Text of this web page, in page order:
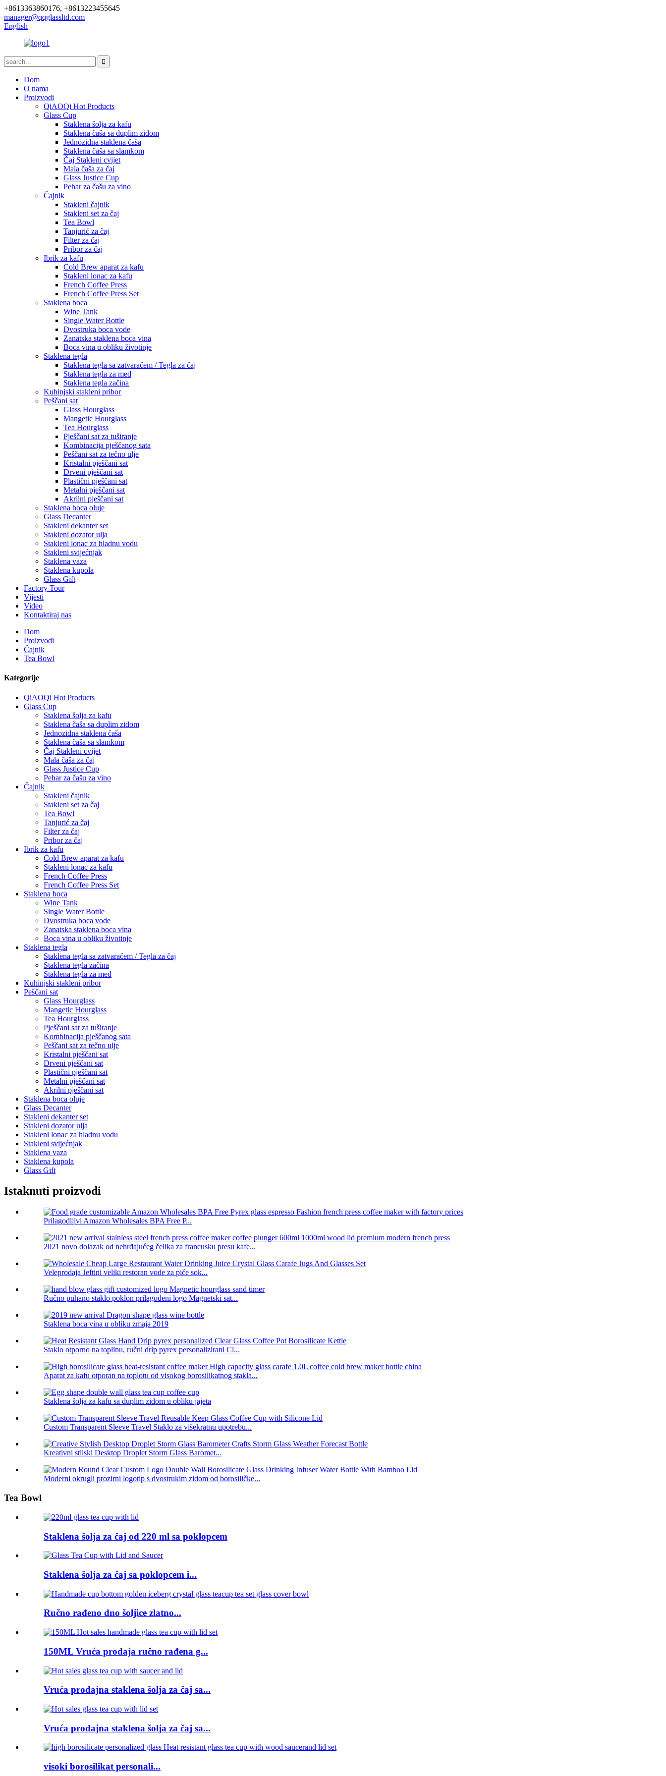
+8613363860176, +8613223455645
manager@qqglassltd.com
English
Dom
O nama
Proizvodi
QiAOQi Hot Products
Glass Cup
Staklena šolja za kafu
Staklena čaša sa duplim zidom
Jednozidna staklena čaša
Staklena čaša sa slamkom
Čaj Stakleni cvijet
Mala čaša za čaj
Glass Justice Cup
Pehar za čašu za vino
Čajnik
Stakleni čajnik
Stakleni set za čaj
Tea Bowl
Tanjurić za čaj
Filter za čaj
Pribor za čaj
Ibrik za kafu
Cold Brew aparat za kafu
Stakleni lonac za kafu
French Coffee Press
French Coffee Press Set
Staklena boca
Wine Tank
Single Water Bottle
Dvostruka boca vode
Zanatska staklena boca vina
Boca vina u obliku životinje
Staklena tegla
Staklena tegla sa zatvaračem / Tegla za čaj
Staklena tegla za med
Staklena tegla začina
Kuhinjski stakleni pribor
Peščani sat
Glass Hourglass
Mangetic Hourglass
Tea Hourglass
Pješčani sat za tuširanje
Kombinacija pješčanog sata
Peščani sat za tečno ulje
Kristalni pješčani sat
Drveni pješčani sat
Plastični pješčani sat
Metalni pješčani sat
Akrilni pješčani sat
Staklena boca oluje
Glass Decanter
Stakleni dekanter set
Stakleni dozator ulja
Stakleni lonac za hladnu vodu
Stakleni svijećnjak
Staklena vaza
Staklena kupola
Glass Gift
Factory Tour
Vijesti
Video
Kontaktiraj nas
Dom
Proizvodi
Čajnik
Tea Bowl
Kategorije
QiAOQi Hot Products
Glass Cup
Staklena šolja za kafu
Staklena čaša sa duplim zidom
Jednozidna staklena čaša
Staklena čaša sa slamkom
Čaj Stakleni cvijet
Mala čaša za čaj
Glass Justice Cup
Pehar za čašu za vino
Čajnik
Stakleni čajnik
Stakleni set za čaj
Tea Bowl
Tanjurić za čaj
Filter za čaj
Pribor za čaj
Ibrik za kafu
Cold Brew aparat za kafu
Stakleni lonac za kafu
French Coffee Press
French Coffee Press Set
Staklena boca
Wine Tank
Single Water Bottle
Dvostruka boca vode
Zanatska staklena boca vina
Boca vina u obliku životinje
Staklena tegla
Staklena tegla sa zatvaračem / Tegla za čaj
Staklena tegla začina
Staklena tegla za med
Kuhinjski stakleni pribor
Peščani sat
Glass Hourglass
Mangetic Hourglass
Tea Hourglass
Pješčani sat za tuširanje
Kombinacija pješčanog sata
Peščani sat za tečno ulje
Kristalni pješčani sat
Drveni pješčani sat
Plastični pješčani sat
Metalni pješčani sat
Akrilni pješčani sat
Staklena boca oluje
Glass Decanter
Stakleni dekanter set
Stakleni dozator ulja
Stakleni lonac za hladnu vodu
Stakleni svijećnjak
Staklena vaza
Staklena kupola
Glass Gift
Istaknuti proizvodi
Prilagodljivi Amazon Wholesales BPA Free P...
2021 novo dolazak od nehrđajućeg čelika za francusku presu kafe...
Veleprodaja Jeftini veliki restoran vode za piće sok...
Ručno puhano staklo poklon prilagođeni logo Magnetski sat...
Staklena boca vina u obliku zmaja 2019
Staklo otporno na toplinu, ručni drip pyrex personalizirani Cl...
Aparat za kafu otporan na toplotu od visokog borosilikatnog stakla...
Staklena šolja za kafu sa duplim zidom u obliku jajeta
Custom Transparent Sleeve Travel Staklo za višekratnu upotrebu...
Kreativni stilski Desktop Droplet Storm Glass Baromet...
Moderni okrugli prozirni logotip s dvostrukim zidom od borosiličke...
Tea Bowl
Staklena šolja za čaj od 220 ml sa poklopcem
Staklena šolja za čaj sa poklopcem i...
Ručno rađeno dno šoljice zlatno...
150ML Vruća prodaja ručno rađena g...
Vruća prodajna staklena šolja za čaj sa...
Vruća prodajna staklena šolja za čaj sa...
visoki borosilikat personali...